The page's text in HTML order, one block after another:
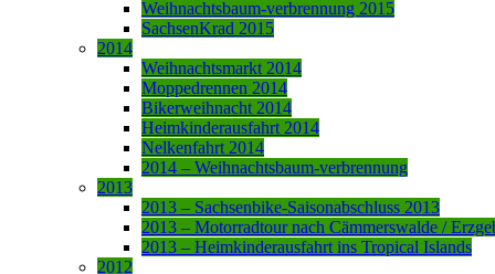
Weihnachtsbaum-verbrennung 2015
SachsenKrad 2015
2014
Weihnachtsmarkt 2014
Moppedrennen 2014
Bikerweihnacht 2014
Heimkinderausfahrt 2014
Nelkenfahrt 2014
2014 – Weihnachtsbaum-verbrennung
2013
2013 – Sachsenbike-Saisonabschluss 2013
2013 – Motorradtour nach Cämmerswalde /
2013 – Heimkinderausfahrt ins Tropical Islands
2012